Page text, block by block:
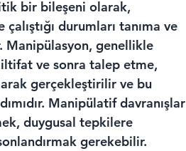
bir bileşeni olarak,
durumları tanıma ve
Manipülasyon, genellikle
iltifat ve sonra talep etme,
gerçekleştirilir ve bu
Manipülatif davranışlar
duygusal tepkilere
gerekebilir.